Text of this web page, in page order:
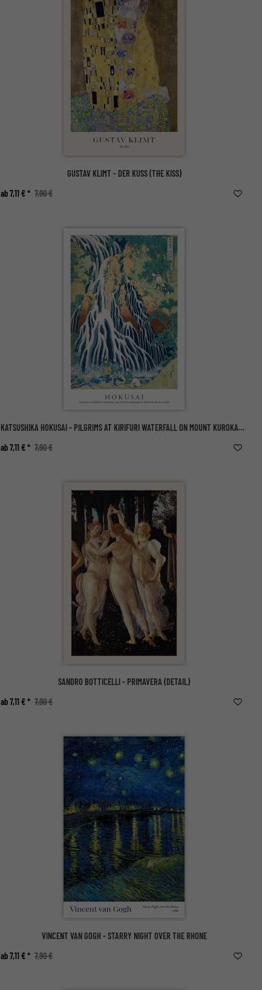
GUSTAV KLIMT - DER KUSS (THE KISS)
ab 7,11 € * 7,90 €
KATSUSHIKA HOKUSAI - PILGRIMS AT KIRIFURI WATERFALL ON MOUNT KUROKAMI IN SHIMOTSUKE PROVINCE
ab 7,11 € * 7,90 €
SANDRO BOTTICELLI - PRIMAVERA (DETAIL)
ab 7,11 € * 7,90 €
VINCENT VAN GOGH - STARRY NIGHT OVER THE RHONE
ab 7,11 € * 7,90 €